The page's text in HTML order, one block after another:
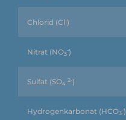
Chlorid (Cl-)
Nitrat (NO3
-)
Sulfat (SO4
2-)
Hydrogenkarbonat (HCO3
-)